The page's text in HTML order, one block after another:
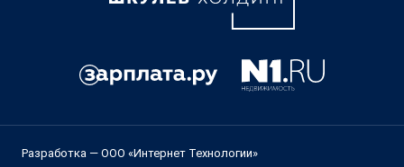
Разработка — ООО «Интернет Технологии»